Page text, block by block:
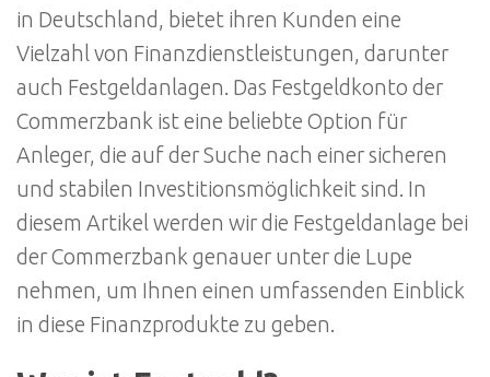
in Deutschland, bietet ihren Kunden eine
Vielzahl von Finanzdienstleistungen, darunter
auch Festgeldanlagen. Das Festgeldkonto der
Commerzbank ist eine beliebte Option für
Anleger, die auf der Suche nach einer sicheren
und stabilen Investitionsmöglichkeit sind. In
diesem Artikel werden wir die Festgeldanlage bei
der Commerzbank genauer unter die Lupe
nehmen, um Ihnen einen umfassenden Einblick
in diese Finanzprodukte zu geben.